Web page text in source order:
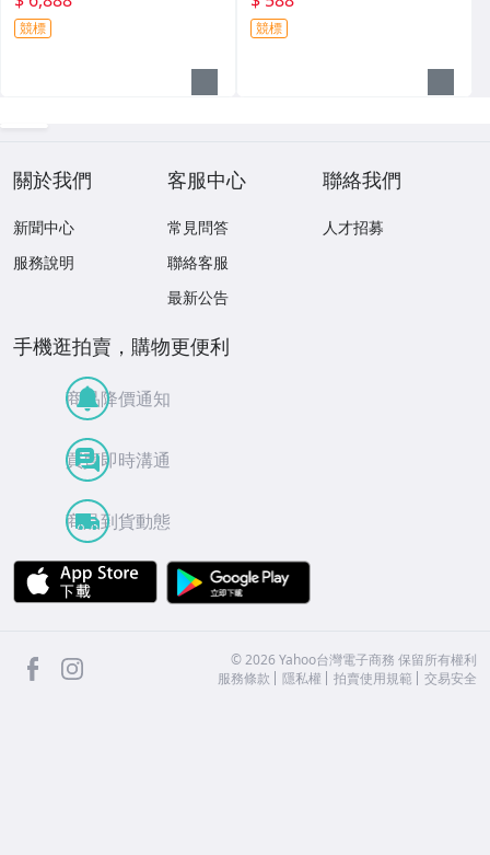
競標 競標
關於我們
新聞中心
服務說明
客服中心
常見問答
聯絡客服
最新公告
聯絡我們
人才招募
手機逛拍賣，購物更便利
商品降價通知
買賣即時溝通
商品到貨動態
APP Store
facebook ©2026 Yahoo台灣電子商務 保留所有權利
服務條款
隱私權 拍賣使用規範 交易安全